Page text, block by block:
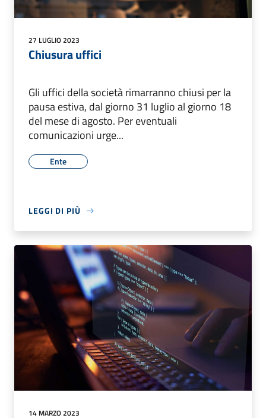
27 LUGLIO 2023
Chiusura uffici
Gli uffici della società rimarranno chiusi per la
pausa estiva, dal giorno 31 luglio al giorno 18
del mese di agosto. Per eventuali
comunicazioni urge...
Ente
LEGGI DI PIÙ
14 MARZO 2023